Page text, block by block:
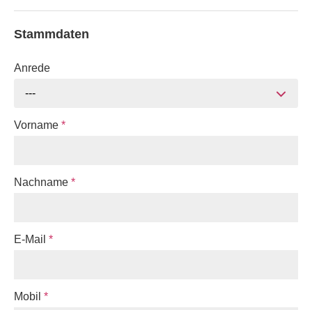
Stammdaten
Anrede
---
Vorname *
Nachname *
E-Mail *
Mobil *